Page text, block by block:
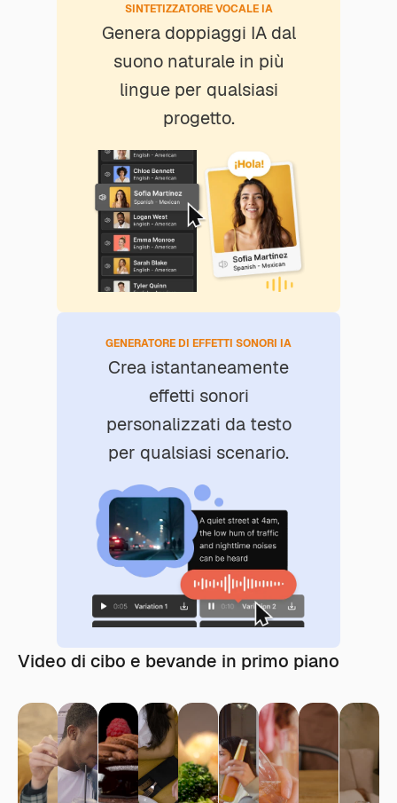
SINTETIZZATORE VOCALE IA
Genera doppiaggi IA dal
suono naturale in più
lingue per qualsiasi
progetto.
GENERATORE DI EFFETTI SONORI IA
Crea istantaneamente
effetti sonori
personalizzati da testo
per qualsiasi scenario.
Video di cibo e bevande in primo piano